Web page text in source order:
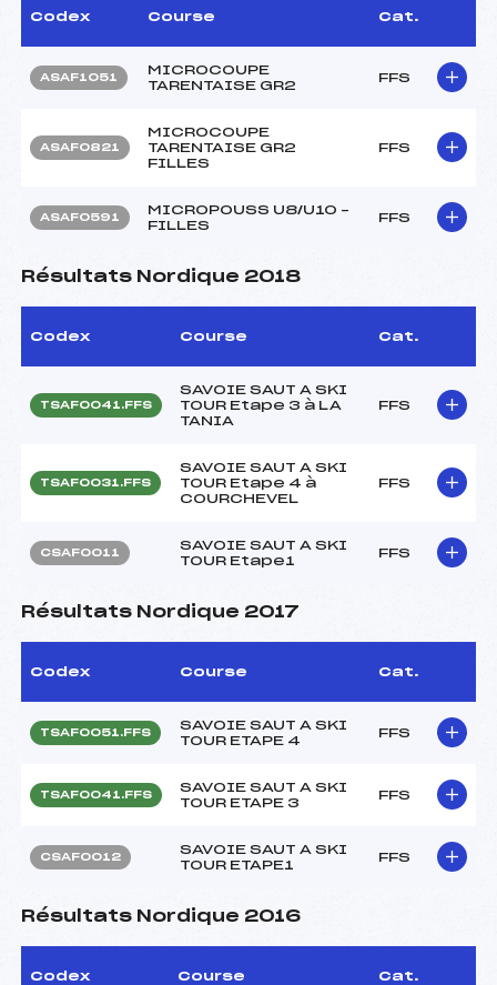
Codex Course Cat.
ASAF1051
MICROCOUPE
TARENTAISE GR2
FFS
ASAF0821
MICROCOUPE
TARENTAISE GR2
FILLES
FFS
ASAF0591
MICROPOUSS U8/U10 –
FILLES
FFS
Résultats Nordique 2018
Codex Course Cat.
TSAF0041.FFS
SAVOIE SAUT A SKI
TOUR Etape 3 à LA
TANIA
FFS
TSAF0031.FFS
SAVOIE SAUT A SKI
TOUR Etape 4 à
COURCHEVEL
FFS
CSAF0011
SAVOIE SAUT A SKI
TOUR Etape1
FFS
Résultats Nordique 2017
Codex Course Cat.
TSAF0051.FFS
SAVOIE SAUT A SKI
TOUR ETAPE 4
FFS
TSAF0041.FFS
SAVOIE SAUT A SKI
TOUR ETAPE 3
FFS
CSAF0012
SAVOIE SAUT A SKI
TOUR ETAPE1
FFS
Résultats Nordique 2016
Codex Course Cat.